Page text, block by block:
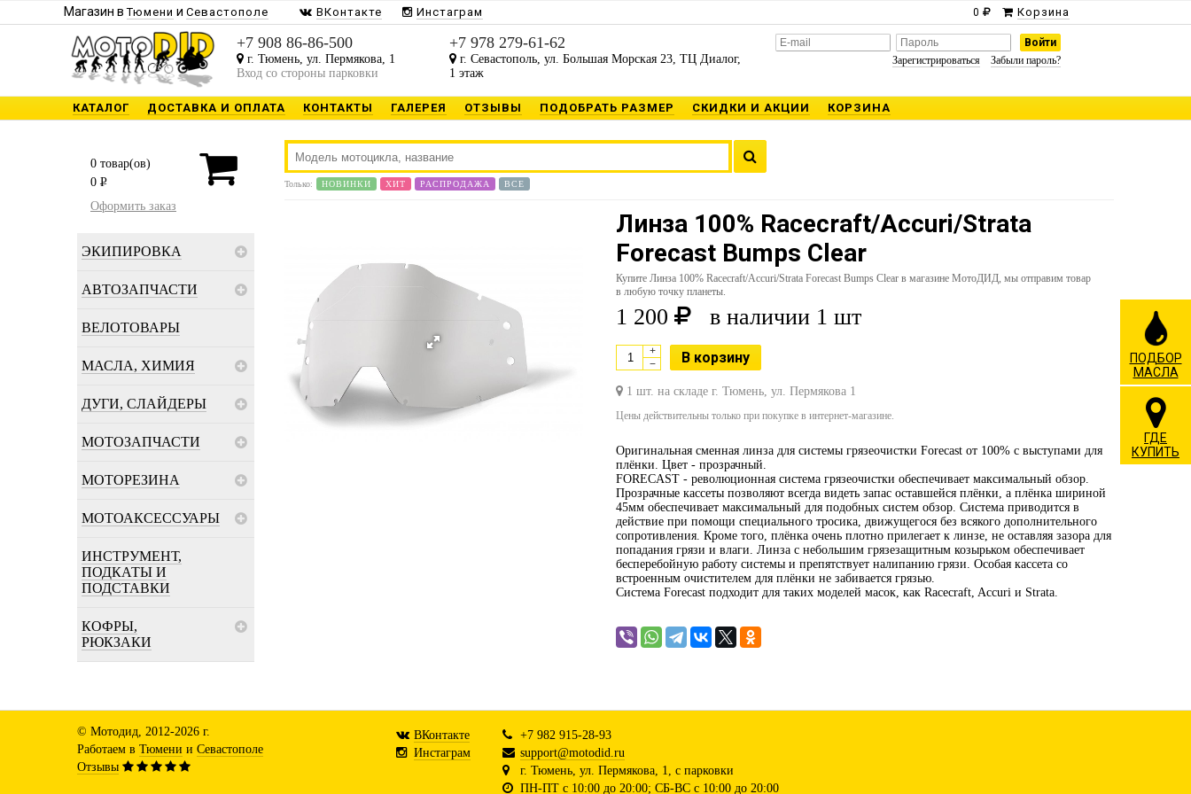
Магазин вТюмени и Севастополе ВКонтакте Инстаграм 0 Корзина
+7 908 86-86-500
г. Тюмень, ул. Пермякова, 1
Вход со стороны парковки
+7 978 279-61-62
г. Севастополь, ул. Большая Морская 23, ТЦ Диалог,
1 этаж
Зарегистрироваться Забыли пароль?
КАТАЛОГ ДОСТАВКА И ОПЛАТА КОНТАКТЫ ГАЛЕРЕЯ ОТЗЫВЫ ПОДОБРАТЬ РАЗМЕР СКИДКИ И АКЦИИ КОРЗИНА
0 товар(ов)
0 P
Оформить заказ
ЭКИПИРОВКА
АВТОЗАПЧАСТИ
ВЕЛОТОВАРЫ
МАСЛА, ХИМИЯ
ДУГИ, СЛАЙДЕРЫ
МОТОЗАПЧАСТИ
МОТОРЕЗИНА
МОТОАКСЕССУАРЫ
ИНСТРУМЕНТ,
ПОДКАТЫ И
ПОДСТАВКИ
КОФРЫ,
РЮКЗАКИ
Только: НОВИНКИ ХИТ РАСПРОДАЖА ВСЕ
Линза 100% Racecraft/Accuri/Strata
Forecast Bumps Clear
Купите Линза 100% Racecraft/Accuri/Strata Forecast Bumps Clear в магазине МотоДИД, мы отправим товар
в любую точку планеты.
1 200 в наличии 1 шт
+
−
В корзину
1 шт. на складе г. Тюмень, ул. Пермякова 1
Цены действительны только при покупке в интернет-магазине.
Оригинальная сменная линза для системы грязеочистки Forecast от 100% с выступами для
плёнки. Цвет - прозрачный.
FORECAST - революционная система грязеочистки обеспечивает максимальный обзор.
Прозрачные кассеты позволяют всегда видеть запас оставшейся плёнки, а плёнка шириной
45мм обеспечивает максимальный для подобных систем обзор. Система приводится в
действие при помощи специального тросика, движущегося без всякого дополнительного
сопротивления. Кроме того, плёнка очень плотно прилегает к линзе, не оставляя зазора для
попадания грязи и влаги. Линза с небольшим грязезащитным козырьком обеспечивает
бесперебойную работу системы и препятствует налипанию грязи. Особая кассета со
встроенным очистителем для плёнки не забивается грязью.
Система Forecast подходит для таких моделей масок, как Racecraft, Accuri и Strata.
© Мотодид, 2012-2026 г.
Работаем в Тюмени и Севастополе
Отзывы
ВКонтакте
Инстаграм
+7 982 915-28-93
support@motodid.ru
г. Тюмень, ул. Пермякова, 1, с парковки
ПН-ПТ с 10:00 до 20:00; СБ-ВС с 10:00 до 20:00
ПОДБОР
МАСЛА
ГДЕ
КУПИТЬ